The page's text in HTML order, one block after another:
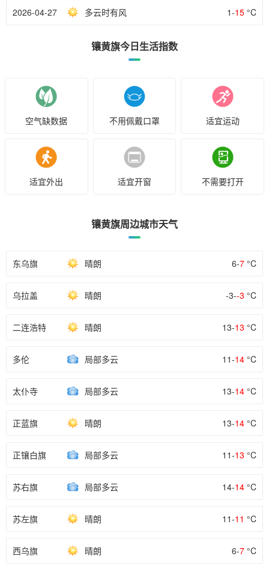
2026-04-27 多云时有风 1-15 °C
镶黄旗今日生活指数
空气缺数据 不用佩戴口罩 适宜运动
适宜外出 适宜开窗 不需要打开
镶黄旗周边城市天气
东乌旗 晴朗 6-7 °C
乌拉盖 晴朗 -3--3 °C
二连浩特 晴朗 13-13 °C
多伦 局部多云 11-14 °C
太仆寺 局部多云 13-14 °C
正蓝旗 晴朗 13-14 °C
正镶白旗 局部多云 11-13 °C
苏右旗 局部多云 14-14 °C
苏左旗 晴朗 11-11 °C
西乌旗 晴朗 6-7 °C